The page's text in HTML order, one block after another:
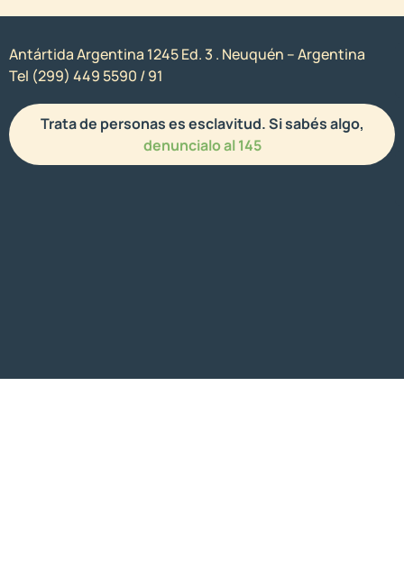
Antártida Argentina 1245 Ed. 3 . Neuquén – Argentina
Tel (299) 449 5590 / 91
Trata de personas es esclavitud. Si sabés algo,
denuncialo al 145